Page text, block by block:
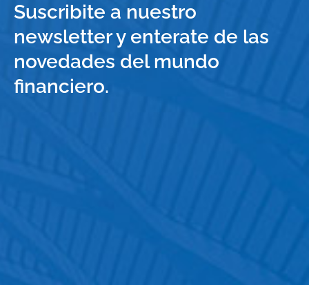
Suscribite a nuestro
newsletter y enterate de las
novedades del mundo
financiero.